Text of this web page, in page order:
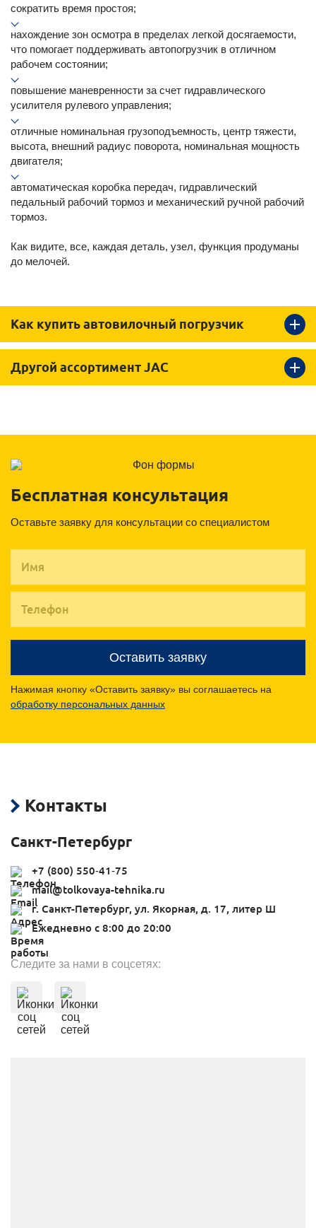
сократить время простоя;
нахождение зон осмотра в пределах легкой досягаемости,
что помогает поддерживать автопогрузчик в отличном
рабочем состоянии;
повышение маневренности за счет гидравлического
усилителя рулевого управления;
отличные номинальная грузоподъемность, центр тяжести,
высота, внешний радиус поворота, номинальная мощность
двигателя;
автоматическая коробка передач, гидравлический
педальный рабочий тормоз и механический ручной рабочий
тормоз.
Как видите, все, каждая деталь, узел, функция продуманы
до мелочей.
Как купить автовилочный погрузчик
Другой ассортимент JAC
Бесплатная консультация
Оставьте заявку для консультации со специалистом
Оставить заявку
Нажимая кнопку «Оставить заявку» вы соглашаетесь на
обработку персональных данных
Контакты
Санкт-Петербург
+7 (800) 550‑41‑75
mail@tolkovaya-tehnika.ru
г. Санкт-Петербург, ул. Якорная, д. 17, литер Ш
Ежедневно с 8:00 до 20:00
Cледите за нами в соцсетях: